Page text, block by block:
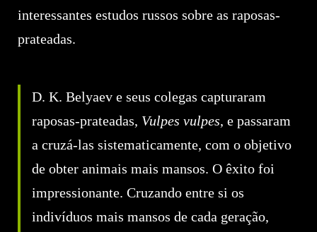
interessantes estudos russos sobre as raposas-
prateadas.
D. K. Belyaev e seus colegas capturaram
raposas-prateadas, Vulpes vulpes, e passaram
a cruzá-las sistematicamente, com o objetivo
de obter animais mais mansos. O êxito foi
impressionante. Cruzando entre si os
indivíduos mais mansos de cada geração,